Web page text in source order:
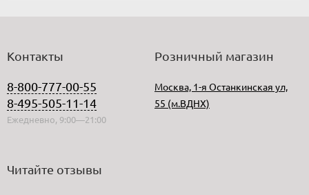
Контакты
8-800-777-00-55
8-495-505-11-14
Ежедневно, 9:00—21:00
Розничный магазин
Москва, 1-я Останкинская ул,
55 (м.ВДНХ)
Читайте отзывы